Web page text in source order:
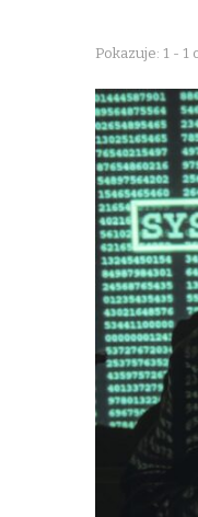
Pokazuje: 1 - 1